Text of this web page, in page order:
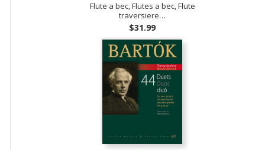
Flute a bec, Flutes a bec, Flute
traversiere…
$31.99